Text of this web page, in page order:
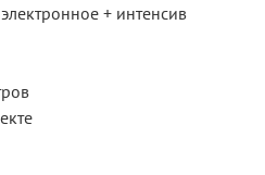
+ интенсив